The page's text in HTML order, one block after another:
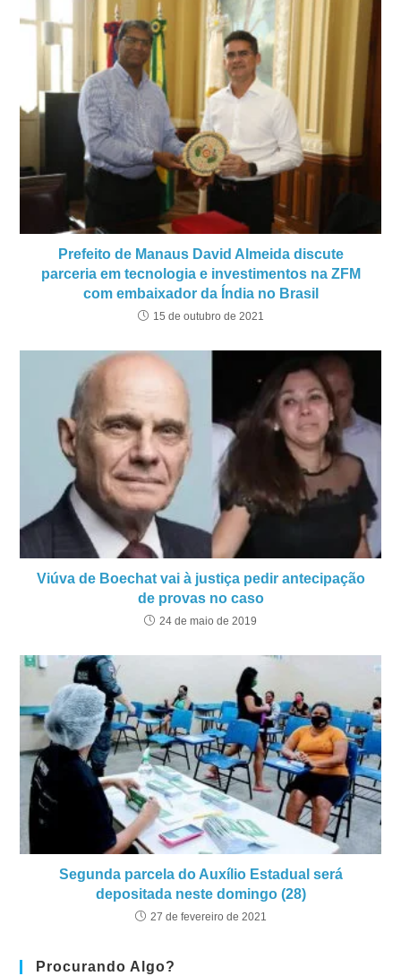
Prefeito de Manaus David Almeida discute
parceria em tecnologia e investimentos na ZFM
com embaixador da Índia no Brasil
15 de outubro de 2021
Viúva de Boechat vai à justiça pedir antecipação
de provas no caso
24 de maio de 2019
Segunda parcela do Auxílio Estadual será
depositada neste domingo (28)
27 de fevereiro de 2021
Procurando Algo?